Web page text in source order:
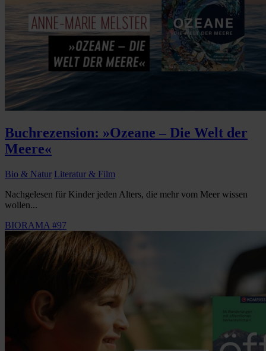
Buchrezension: »Ozeane – Die Welt der
Meere«
Bio & Natur Literatur & Film
Nachgelesen für Kinder jeden Alters, die mehr vom Meer wissen
wollen...
BIORAMA #97